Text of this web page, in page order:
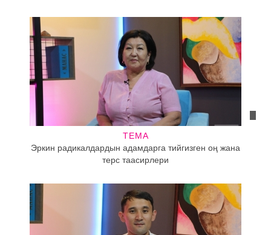
ТЕМА
Эркин радикалдардын адамдарга тийгизген оң жана
терс таасирлери